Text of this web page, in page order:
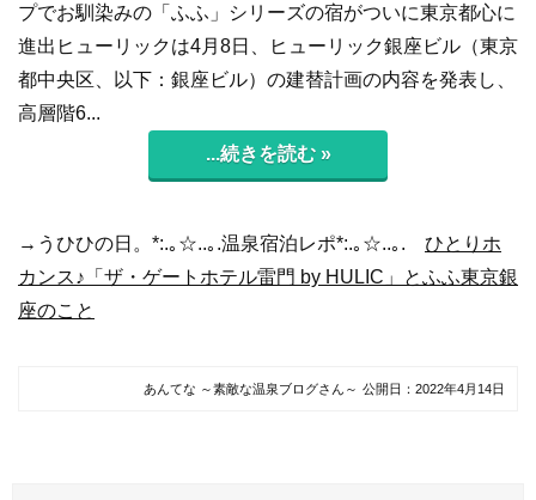
プでお馴染みの「ふふ」シリーズの宿がついに東京都心に
進出ヒューリックは4月8日、ヒューリック銀座ビル（東京
都中央区、以下：銀座ビル）の建替計画の内容を発表し、
高層階6...
...続きを読む »
→うひひの日。*:.｡☆..｡.温泉宿泊レポ*:.｡☆..｡. ひとりホ
カンス♪「ザ・ゲートホテル雷門 by HULIC」とふふ東京銀
座のこと
あんてな ～素敵な温泉ブログさん～ 公開日： 2022年4月14日